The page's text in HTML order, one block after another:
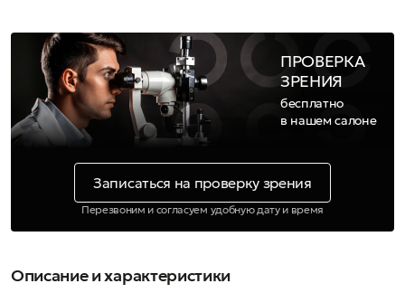
ПРОВЕРКА
ЗРЕНИЯ
бесплатно
в нашем салоне
Записаться на проверку зрения
Перезвоним и согласуем удобную дату и время
Описание и характеристики